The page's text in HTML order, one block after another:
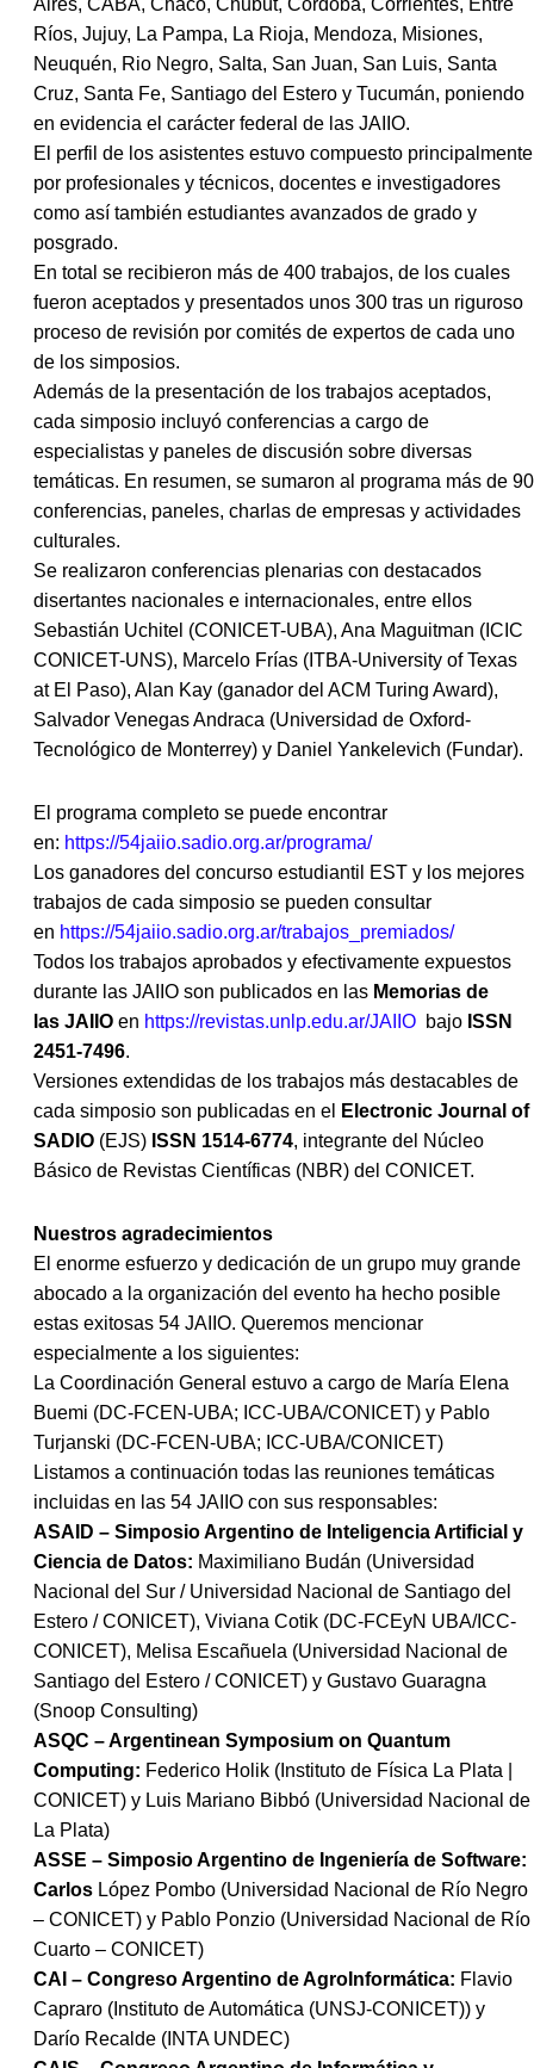
Aires, CABA, Chaco, Chubut, Córdoba, Corrientes, Entre
Ríos, Jujuy, La Pampa, La Rioja, Mendoza, Misiones,
Neuquén, Rio Negro, Salta, San Juan, San Luis, Santa
Cruz, Santa Fe, Santiago del Estero y Tucumán, poniendo
en evidencia el carácter federal de las JAIIO.
El perfil de los asistentes estuvo compuesto principalmente
por profesionales y técnicos, docentes e investigadores
como así también estudiantes avanzados de grado y
posgrado.
En total se recibieron más de 400 trabajos, de los cuales
fueron aceptados y presentados unos 300 tras un riguroso
proceso de revisión por comités de expertos de cada uno
de los simposios.
Además de la presentación de los trabajos aceptados,
cada simposio incluyó conferencias a cargo de
especialistas y paneles de discusión sobre diversas
temáticas. En resumen, se sumaron al programa más de 90
conferencias, paneles, charlas de empresas y actividades
culturales.
Se realizaron conferencias plenarias con destacados
disertantes nacionales e internacionales, entre ellos
Sebastián Uchitel (CONICET-UBA), Ana Maguitman (ICIC
CONICET-UNS), Marcelo Frías (ITBA-University of Texas
at El Paso), Alan Kay (ganador del ACM Turing Award),
Salvador Venegas Andraca (Universidad de Oxford-
Tecnológico de Monterrey) y Daniel Yankelevich (Fundar).
El programa completo se puede encontrar
en: https://54jaiio.sadio.org.ar/programa/
Los ganadores del concurso estudiantil EST y los mejores
trabajos de cada simposio se pueden consultar
en https://54jaiio.sadio.org.ar/trabajos_premiados/
Todos los trabajos aprobados y efectivamente expuestos
durante las JAIIO son publicados en las Memorias de
las JAIIO en https://revistas.unlp.edu.ar/JAIIO bajo ISSN
2451-7496.
Versiones extendidas de los trabajos más destacables de
cada simposio son publicadas en el
Electronic Journal of
SADIO (EJS) ISSN 1514-6774, integrante del Núcleo
Básico de Revistas Científicas (NBR) del CONICET.
Nuestros agradecimientos
El enorme esfuerzo y dedicación de un grupo muy grande
abocado a la organización del evento ha hecho posible
estas exitosas 54 JAIIO. Queremos mencionar
especialmente a los siguientes:
La Coordinación General estuvo a cargo de María Elena
Buemi (DC-FCEN-UBA; ICC-UBA/CONICET) y Pablo
Turjanski (DC-FCEN-UBA; ICC-UBA/CONICET)
Listamos a continuación todas las reuniones temáticas
incluidas en las 54 JAIIO con sus responsables:
ASAID – Simposio Argentino de Inteligencia Artificial y
Ciencia de Datos: Maximiliano Budán (Universidad
Nacional del Sur / Universidad Nacional de Santiago del
Estero / CONICET), Viviana Cotik (DC-FCEyN UBA/ICC-
CONICET), Melisa Escañuela (Universidad Nacional de
Santiago del Estero / CONICET) y Gustavo Guaragna
(Snoop Consulting)
ASQC – Argentinean Symposium on Quantum
Computing: Federico Holik (Instituto de Física La Plata |
CONICET) y Luis Mariano Bibbó (Universidad Nacional de
La Plata)
ASSE – Simposio Argentino de Ingeniería de Software:
Carlos López Pombo (Universidad Nacional de Río Negro
– CONICET) y Pablo Ponzio (Universidad Nacional de Río
Cuarto – CONICET)
CAI – Congreso Argentino de AgroInformática: Flavio
Capraro (Instituto de Automática (UNSJ-CONICET)) y
Darío Recalde (INTA UNDEC)